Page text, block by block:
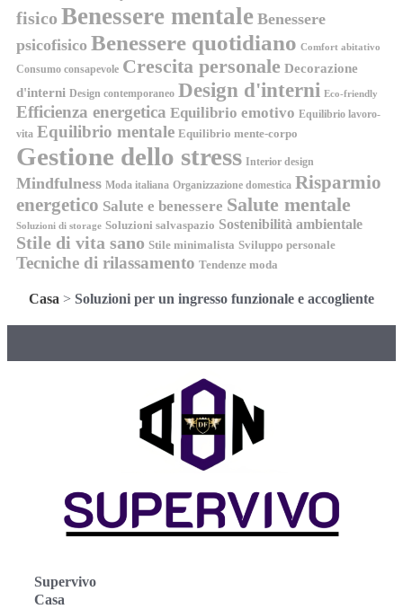
fisico Benessere mentale Benessere
psicofisico Benessere quotidiano Comfort abitativo
Consumo consapevole Crescita personale Decorazione
d'interni Design contemporaneo Design d'interni Eco-friendly
Efficienza energetica Equilibrio emotivo Equilibrio lavoro-
vita Equilibrio mentale Equilibrio mente-corpo
Gestione dello stress Interior design
Mindfulness Moda italiana Organizzazione domestica Risparmio
energetico Salute e benessere Salute mentale
Soluzioni di storage Soluzioni salvaspazio Sostenibilità ambientale
Stile di vita sano Stile minimalista Sviluppo personale
Tecniche di rilassamento Tendenze moda
Casa > Soluzioni per un ingresso funzionale e accogliente
Supervivo
Casa